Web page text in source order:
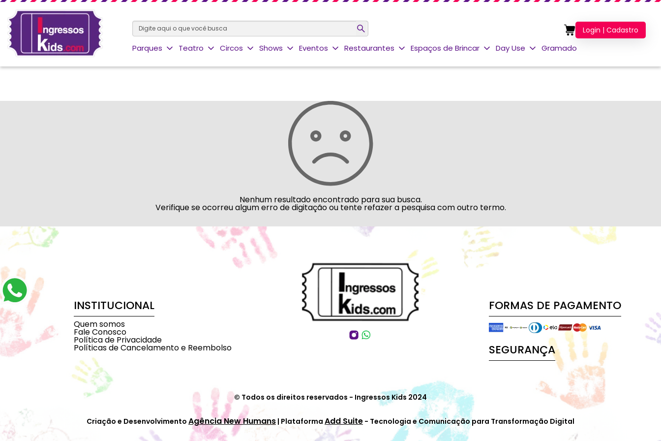
Parques Teatro Circos Shows Eventos Restaurantes Espaços de Brincar Day Use Gramado
Login | Cadastro
Nenhum resultado encontrado para sua busca.
Verifique se ocorreu algum erro de digitação ou tente refazer a pesquisa com outro termo.
INSTITUCIONAL
Quem somos
Fale Conosco
Política de Privacidade
Políticas de Cancelamento e Reembolso
FORMAS DE PAGAMENTO
SEGURANÇA
© Todos os direitos reservados - Ingressos Kids 2024
Criação e Desenvolvimento Agência New Humans | Plataforma Add Suite - Tecnologia e Comunicação para Transformação Digital